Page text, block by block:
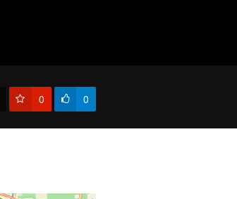
0 0